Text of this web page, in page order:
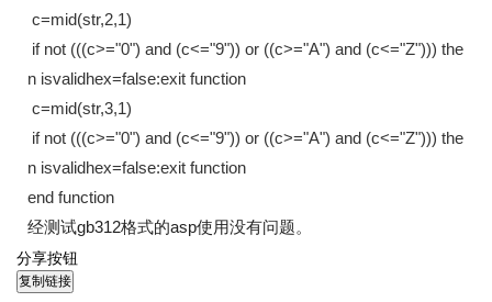
c=mid(str,2,1)
if not (((c>="0") and (c<="9")) or ((c>="A") and (c<="Z"))) the
n isvalidhex=false:exit function
c=mid(str,3,1)
if not (((c>="0") and (c<="9")) or ((c>="A") and (c<="Z"))) the
n isvalidhex=false:exit function
end function
经测试gb312格式的asp使用没有问题。
分享按钮